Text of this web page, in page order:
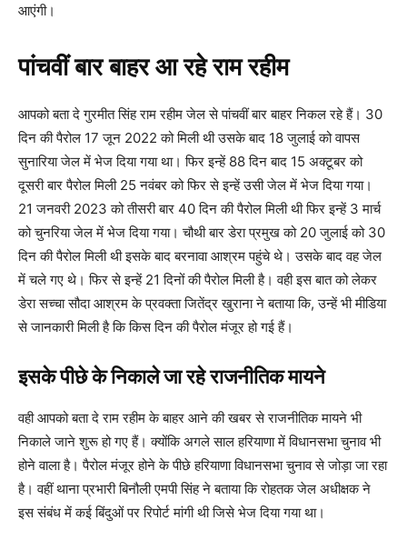
आएंगी।
पांचवीं बार बाहर आ रहे राम रहीम
आपको बता दे गुरमीत सिंह राम रहीम जेल से पांचवीं बार बाहर निकल रहे हैं। 30
दिन की पैरोल 17 जून 2022 को मिली थी उसके बाद 18 जुलाई को वापस
सुनारिया जेल में भेज दिया गया था। फिर इन्हें 88 दिन बाद 15 अक्टूबर को
दूसरी बार पैरोल मिली 25 नवंबर को फिर से इन्हें उसी जेल में भेज दिया गया।
21 जनवरी 2023 को तीसरी बार 40 दिन की पैरोल मिली थी फिर इन्हें 3 मार्च
को चुनरिया जेल में भेज दिया गया। चौथी बार डेरा प्रमुख को 20 जुलाई को 30
दिन की पैरोल मिली थी इसके बाद बरनावा आश्रम पहुंचे थे। उसके बाद वह जेल
में चले गए थे। फिर से इन्हें 21 दिनों की पैरोल मिली है। वही इस बात को लेकर
डेरा सच्चा सौदा आश्रम के प्रवक्ता जितेंद्र खुराना ने बताया कि, उन्हें भी मीडिया
से जानकारी मिली है कि किस दिन की पैरोल मंजूर हो गई हैं।
इसके पीछे के निकाले जा रहे राजनीतिक मायने
वही आपको बता दे राम रहीम के बाहर आने की खबर से राजनीतिक मायने भी
निकाले जाने शुरू हो गए हैं। क्योंकि अगले साल हरियाणा में विधानसभा चुनाव भी
होने वाला है। पैरोल मंजूर होने के पीछे हरियाणा विधानसभा चुनाव से जोड़ा जा रहा
है। वहीं थाना प्रभारी बिनौली एमपी सिंह ने बताया कि रोहतक जेल अधीक्षक ने
इस संबंध में कई बिंदुओं पर रिपोर्ट मांगी थी जिसे भेज दिया गया था।